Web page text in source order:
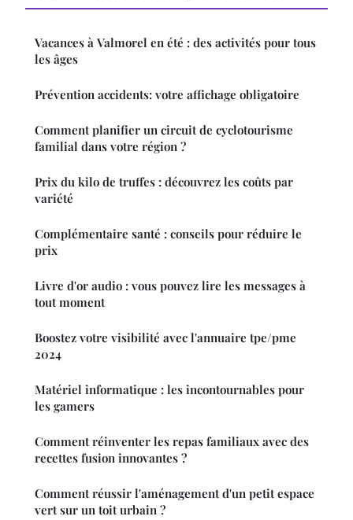
Vacances à Valmorel en été : des activités pour tous
les âges
Prévention accidents: votre affichage obligatoire
Comment planifier un circuit de cyclotourisme
familial dans votre région ?
Prix du kilo de truffes : découvrez les coûts par
variété
Complémentaire santé : conseils pour réduire le
prix
Livre d'or audio : vous pouvez lire les messages à
tout moment
Boostez votre visibilité avec l'annuaire tpe/pme
2024
Matériel informatique : les incontournables pour
les gamers
Comment réinventer les repas familiaux avec des
recettes fusion innovantes ?
Comment réussir l'aménagement d'un petit espace
vert sur un toit urbain ?